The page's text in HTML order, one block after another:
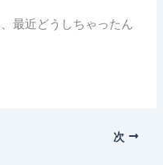
最近どうしちゃったん
次